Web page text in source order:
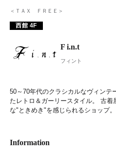
PARCOメンバーズ
＜ＴＡＸ ＦＲＥＥ＞
西館 4F
F i.n.t
フィント
50～70年代のクラシカルなヴィンテ
たレトロ＆ガーリースタイル。 古着
な"ときめき"を感じられるショップ。
Information